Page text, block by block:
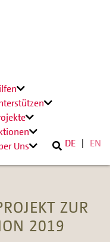
Uns
DE EN
ZUR
2019